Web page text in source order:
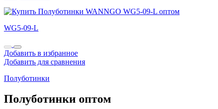
WG5-09-L
Добавить в избранное
Добавить для сравнения
Полуботинки
Полуботинки оптом